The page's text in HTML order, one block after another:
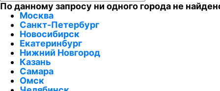
По данному запросу ни одного города не
Москва
Санкт-Петербург
Новосибирск
Екатеринбург
Нижний Новгород
Казань
Самара
Омск